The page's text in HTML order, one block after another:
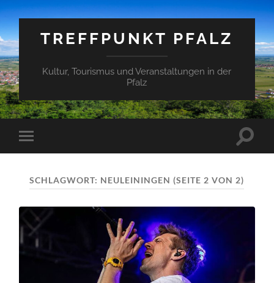
TREFFPUNKT PFALZ
Kultur, Tourismus und Veranstaltungen in der
Pfalz
Mobile-
Menü
SCHLAGWORT: NEULEININGEN (SEITE 2 VON 2)